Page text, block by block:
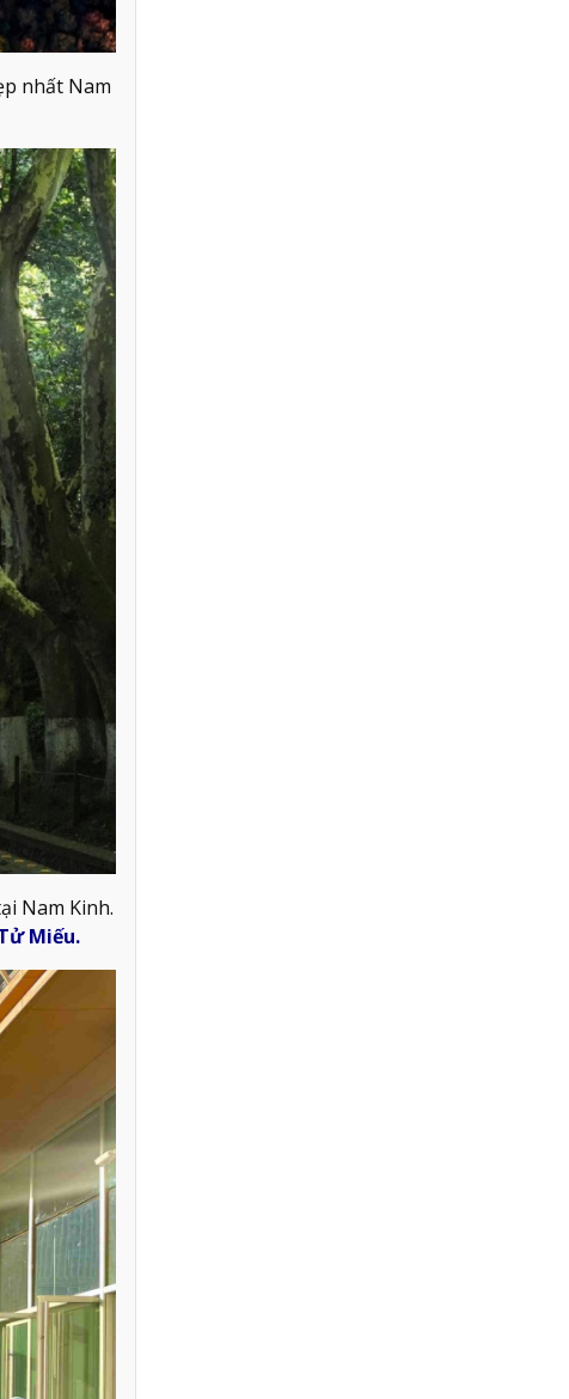
nhất Nam
Nam Kinh.
Miếu.